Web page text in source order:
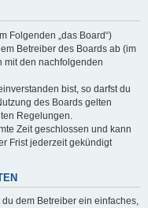
Folgenden „das Board“)
Betreiber des Boards ab (im
mit den nachfolgenden
bist, so darfst du
des Boards gelten
Regelungen.
Zeit geschlossen und kann
Frist jederzeit gekündigt
dem Betreiber ein einfaches,